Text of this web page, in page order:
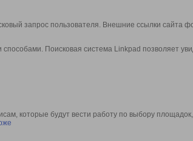
запрос пользователя. Внешние ссылки сайта
Поисковая система Linkpad позволяет
которые будут вести работу по выбору